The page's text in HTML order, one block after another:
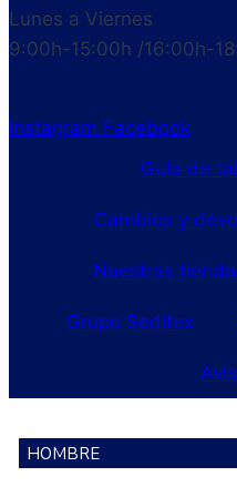
Lunes a Viernes
9:00h-15:00h /16:00h-
Instagram Facebook
Guía de
Cambios y
Nuestras
Grupo Seditex
HOMBRE